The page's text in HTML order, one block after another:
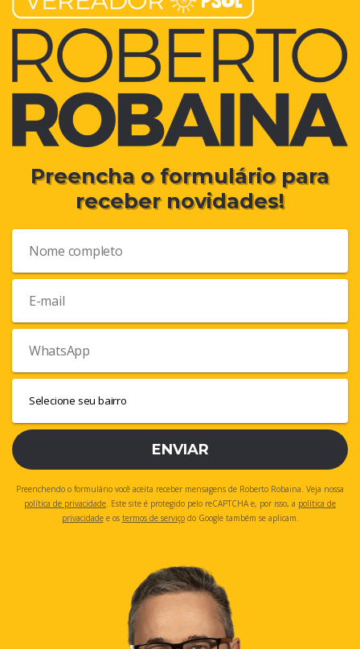
Preencha o formulário para
receber novidades!
ENVIAR
Preenchendo o formulário você aceita receber mensagens de Roberto Robaina. Veja nossa
política de privacidade . Este site é protegido pelo reCAPTCHA e, por isso, a política de
privacidadee os termos de serviçodo Google também se aplicam.